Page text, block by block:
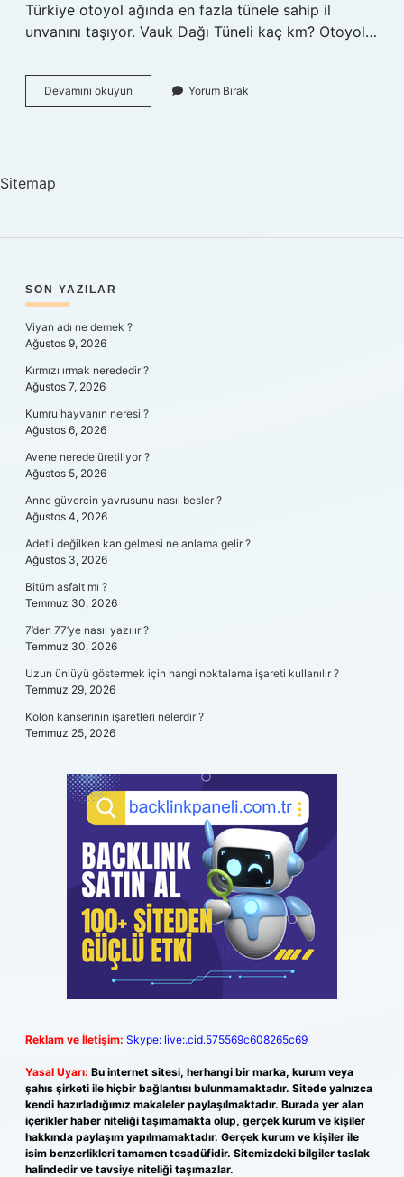
Türkiye otoyol ağında en fazla tünele sahip il
unvanını taşıyor. Vauk Dağı Tüneli kaç km? Otoyol…
Devamını okuyun Pozantıda
Kaç
Yorum Bırak
Sitemap
SIDEBAR
SON YAZILAR
Viyan adı ne demek ?
Ağustos 9, 2026
Kırmızı ırmak nerededir ?
Ağustos 7, 2026
Kumru hayvanın neresi ?
Ağustos 6, 2026
Avene nerede üretiliyor ?
Ağustos 5, 2026
Anne güvercin yavrusunu nasıl besler ?
Ağustos 4, 2026
Adetli değilken kan gelmesi ne anlama gelir ?
Ağustos 3, 2026
Bitüm asfalt mı ?
Temmuz 30, 2026
7’den 77’ye nasıl yazılır ?
Temmuz 30, 2026
Uzun ünlüyü göstermek için hangi noktalama işareti kullanılır ?
Temmuz 29, 2026
Kolon kanserinin işaretleri nelerdir ?
Temmuz 25, 2026
Reklam ve İletişim: Skype: live:.cid.575569c608265c69
Yasal Uyarı: Bu internet sitesi, herhangi bir marka, kurum veya
şahıs şirketi ile hiçbir bağlantısı bulunmamaktadır. Sitede yalnızca
kendi hazırladığımız makaleler paylaşılmaktadır. Burada yer alan
içerikler haber niteliği taşımamakta olup, gerçek kurum ve kişiler
hakkında paylaşım yapılmamaktadır. Gerçek kurum ve kişiler ile
isim benzerlikleri tamamen tesadüfidir. Sitemizdeki bilgiler taslak
halindedir ve tavsiye niteliği taşımazlar.